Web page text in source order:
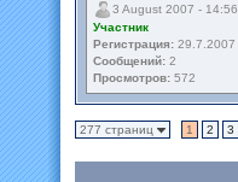
3 August 2007 - 14:56
Участник
Регистрация: 29.7.2007
Сообщений: 2
Просмотров: 572
277 страниц 1 2 3